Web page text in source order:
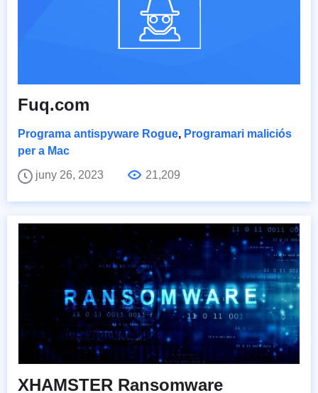
Fuq.com
Programa antispyware Rogue, Programari maliciós
per a Mac
juny 26, 2023
21,209
XHAMSTER Ransomware